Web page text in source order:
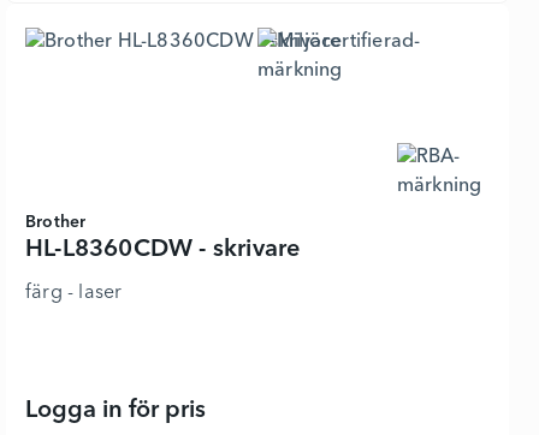
Brother
HL-L8360CDW - skrivare
färg - laser
Logga in för prisHL-L8360CDW - skrivare - 3601606